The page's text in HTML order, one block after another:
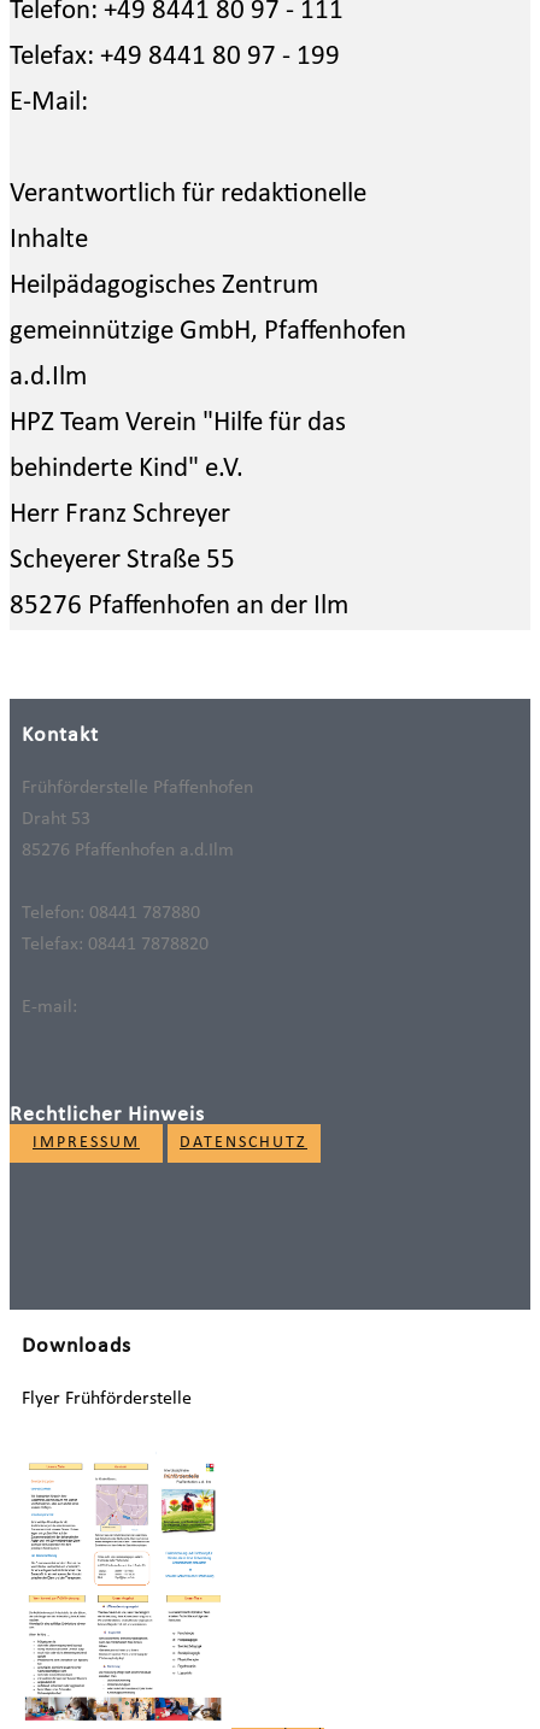
Telefon: +49 8441 80 97 - 111
Telefax: +49 8441 80 97 - 199
E-Mail:
Verantwortlich für redaktionelle
Inhalte
Heilpädagogisches Zentrum
gemeinnützige GmbH, Pfaffenhofen
a.d.Ilm
HPZ Team Verein "Hilfe für das
behinderte Kind" e.V.
Herr Franz Schreyer
Scheyerer Straße 55
85276 Pfaffenhofen an der Ilm
Kontakt
Frühförderstelle Pfaffenhofen
Draht 53
85276 Pfaffenhofen a.d.Ilm
Telefon: 08441 787880
Telefax: 08441 7878820
E-mail:
Rechtlicher Hinweis
IMPRESSUM DATENSCHUTZ
Downloads
Flyer Frühförderstelle